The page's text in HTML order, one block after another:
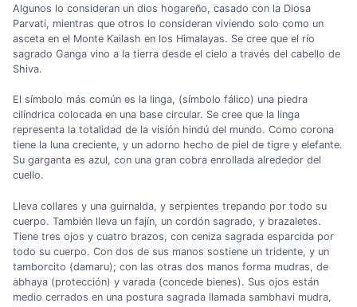
Algunos lo consideran un dios hogareño, casado con la Diosa
Parvati, mientras que otros lo consideran viviendo solo como un
asceta en el Monte Kailash en los Himalayas. Se cree que el río
sagrado Ganga vino a la tierra desde el cielo a través del cabello de
Shiva.
El símbolo más común es la linga, (símbolo fálico) una piedra
cilíndrica colocada en una base circular. Se cree que la linga
representa la totalidad de la visión hindú del mundo. Como corona
tiene la luna creciente, y un adorno hecho de piel de tigre y elefante.
Su garganta es azul, con una gran cobra enrollada alrededor del
cuello.
Lleva collares y una guirnalda, y serpientes trepando por todo su
cuerpo. También lleva un fajín, un cordón sagrado, y brazaletes.
Tiene tres ojos y cuatro brazos, con ceniza sagrada esparcida por
todo su cuerpo. Con dos de sus manos sostiene un tridente, y un
tamborcito (damaru); con las otras dos manos forma mudras, de
abhaya (protección) y varada (concede bienes). Sus ojos están
medio cerrados en una postura sagrada llamada sambhavi mudra,